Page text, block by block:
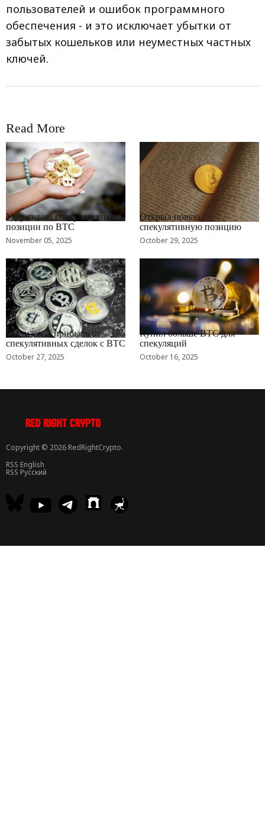
пользователей и ошибок программного
обеспечения - и это исключает убытки от
забытых кошельков или неуместных частных
ключей.
Read More
RRCNEWS_RU
Удерживаю спекулятивные
позиции по BTC
November 05, 2025
RRCNEWS_RU
Открыл новую
спекулятивную позицию
October 29, 2025
RRCNEWS_RU
Реализовал прибыль от
спекулятивных сделок с BTC
October 27, 2025
RRCNEWS_RU
Купил больше BTC для
спекуляций
October 16, 2025
Copyright © 2026 RedRightCrypto.
RSS English
RSS Русский